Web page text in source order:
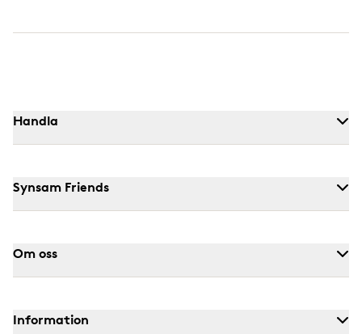
Handla
Synsam Friends
Om oss
Information